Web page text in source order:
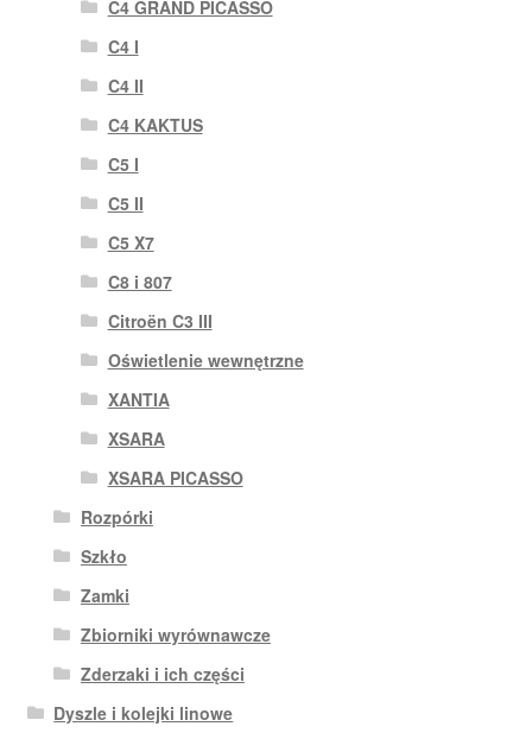
C4 GRAND PICASSO
C4 I
C4 II
C4 KAKTUS
C5 I
C5 II
C5 X7
C8 i 807
Citroën C3 III
Oświetlenie wewnętrzne
XANTIA
XSARA
XSARA PICASSO
Rozpórki
Szkło
Zamki
Zbiorniki wyrównawcze
Zderzaki i ich części
Dyszle i kolejki linowe